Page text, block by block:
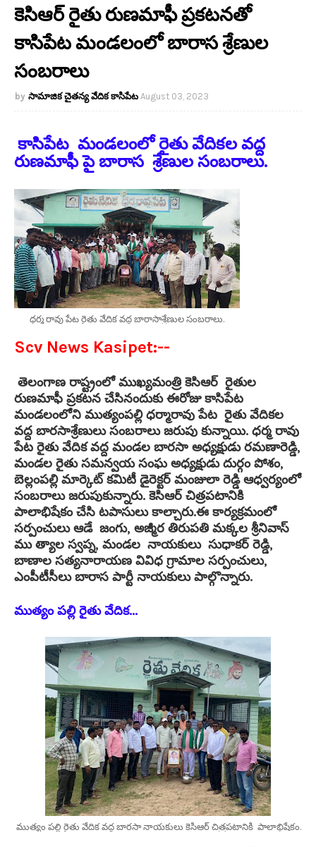
కెసిఆర్ రైతు రుణమాఫీ ప్రకటనతో
కాసిపేట మండలంలో బారాస శ్రేణుల
సంబరాలు
సామాజిక చైతన్య వేదిక కాసిపేట August 03, 2023
కాసిపేట మండలంలో రైతు వేదికల వద్ద
రుణమాఫీ పై బారాస శ్రేణుల సంబరాలు.
ధర్మ రావు పేట రైతు వేదిక వద్ద బారాసాశ్రేణుల సంబరాలు.
Scv News Kasipet:--
తెలంగాణ రాష్ట్రంలో ముఖ్యమంత్రి కెసిఆర్ రైతుల
రుణమాఫీ ప్రకటన చేసినందుకు ఈరోజు కాసిపేట
మండలంలోని ముత్యంపల్లి ధర్మారావు పేట రైతు వేదికల
వద్ద బారసాశ్రేణులు సంబరాలు జరుపు కున్నాయి. ధర్మ రావు
పేట రైతు వేదిక వద్ద మండల బారసా అధ్యక్షుడు రమణారెడ్డి,
మండల రైతు సమన్వయ సంఘ అధ్యక్షుడు దుర్గం పోశం,
బెల్లంపల్లి మార్కెట్ కమిటీ డైరెక్టర్ మంజులా రెడ్డి ఆధ్వర్యంలో
సంబరాలు జరుపుకున్నారు. కెసిఆర్ చిత్రపటానికి
పాలాభిషేకం చేసి టపాసులు కాల్చారు.ఈ కార్యక్రమంలో
సర్పంచులు ఆడే జంగు, అజ్మీర తిరుపతి మక్కల శ్రీనివాస్
ము త్యాల స్వప్న, మండల నాయకులు సుధాకర్ రెడ్డి,
బాణాల సత్యనారాయణ వివిధ గ్రామాల సర్పంచులు,
ఎంపీటీసీలు బారాస పార్టీ నాయకులు పాల్గొన్నారు.
ముత్యం పల్లి రైతు వేదిక...
ముత్యం పల్లి రైతు వేదిక వద్ద బారసా నాయకులు కెసిఆర్ చిత్రపటానికి పాలాభిషేకం.